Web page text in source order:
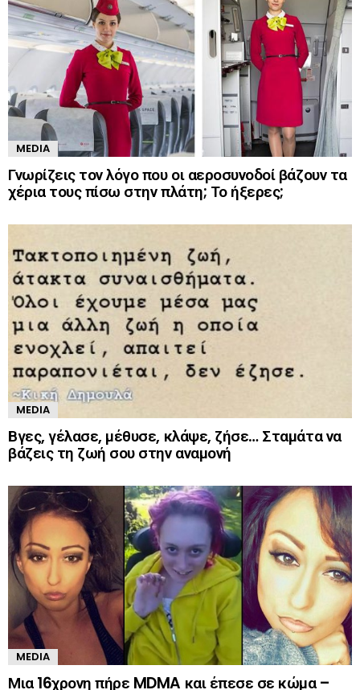
MEDIA
Γνωρίζεις τον λόγο που οι αεροσυνοδοί βάζουν τα
χέρια τους πίσω στην πλάτη; Το ήξερες;
MEDIA
Βγες, γέλασε, μέθυσε, κλάψε, ζήσε… Σταμάτα να
βάζεις τη ζωή σου στην αναμονή
MEDIA
Μια 16χρονη πήρε MDMA και έπεσε σε κώμα –